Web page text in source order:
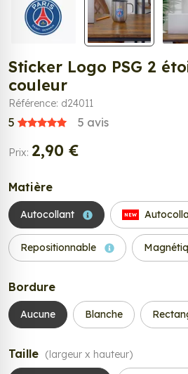
Sticker Logo PSG 2
couleur
Référence: d24011
5 5 avis
Prix: 2,90 €
Matière
Autocollant NEW
Repositionnable
Bordure
Aucune Blanche
Taille (largeur x hauteur)